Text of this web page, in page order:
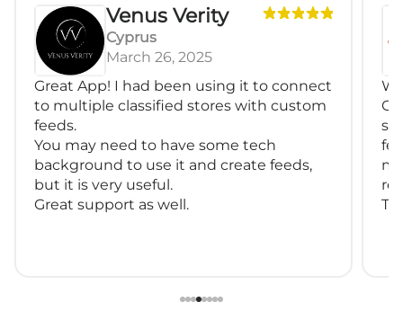
Venus Verity
Cyprus
March 26, 2025
Great App! I had been using it to connect
to multiple classified stores with custom
feeds.
You may need to have some tech
background to use it and create feeds,
but it is very useful.
Great support as well.